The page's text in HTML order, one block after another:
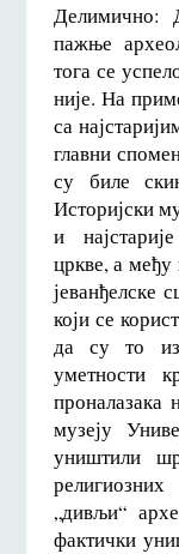
Делимично:
пажње
тога се
није. На
са
главни
су биле
Историјски
и
цркве, а
јеванђелске
који се
да су то
уметности
музеју
уништили
„дивљи“
фактички